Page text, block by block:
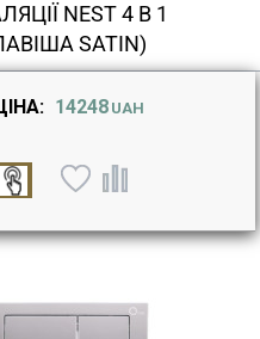
NEST 4 В 1
SATIN)
14248 UAH